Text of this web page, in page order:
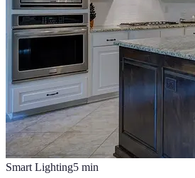
Smart Lighting5 min